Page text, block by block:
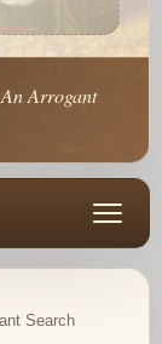
Arrogant
Search